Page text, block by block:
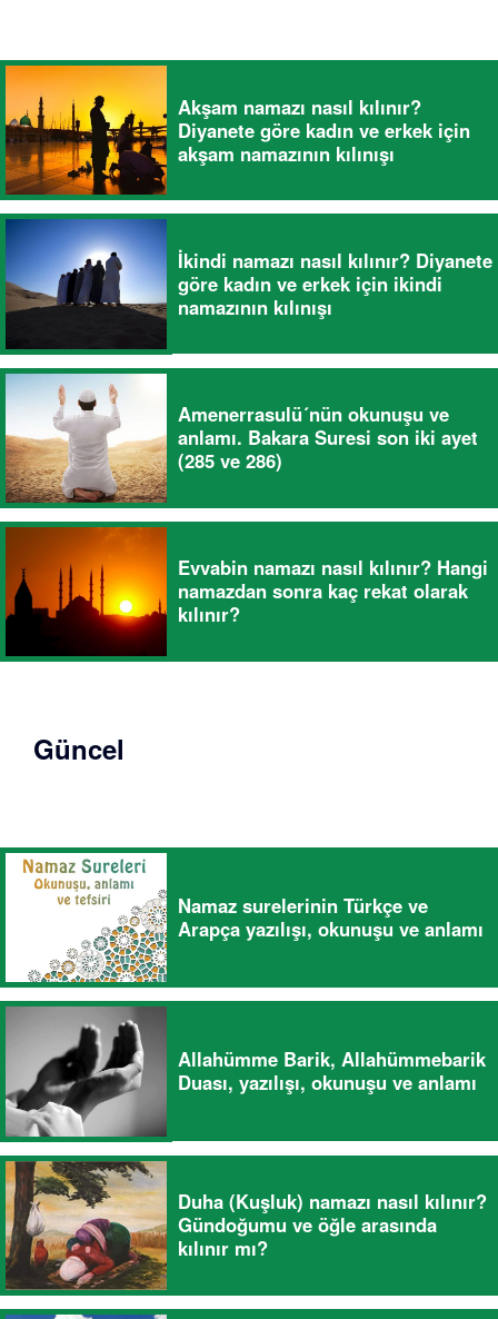
Akşam namazı nasıl kılınır?
Diyanete göre kadın ve erkek için
akşam namazının kılınışı
İkindi namazı nasıl kılınır? Diyanete
göre kadın ve erkek için ikindi
namazının kılınışı
Amenerrasulü´nün okunuşu ve
anlamı. Bakara Suresi son iki ayet
(285 ve 286)
Evvabin namazı nasıl kılınır? Hangi
namazdan sonra kaç rekat olarak
kılınır?
Güncel
Namaz surelerinin Türkçe ve
Arapça yazılışı, okunuşu ve anlamı
Allahümme Barik, Allahümmebarik
Duası, yazılışı, okunuşu ve anlamı
Duha (Kuşluk) namazı nasıl kılınır?
Gündoğumu ve öğle arasında
kılınır mı?